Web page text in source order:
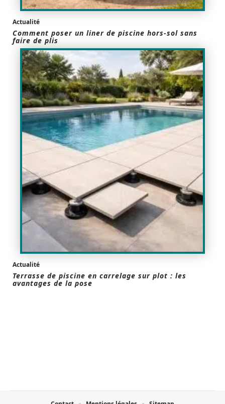
Actualité
Comment poser un liner de piscine hors-sol sans
faire de plis
Actualité
Terrasse de piscine en carrelage sur plot : les
avantages de la pose